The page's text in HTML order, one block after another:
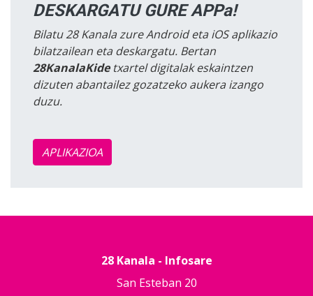
DESKARGATU GURE APPa!
Bilatu 28 Kanala zure Android eta iOS aplikazio
bilatzailean eta deskargatu. Bertan
28KanalaKidetxartel digitalak eskaintzen
dizuten abantailez gozatzeko aukera izango
duzu.
APLIKAZIOA
28 Kanala - Infosare
San Esteban 20